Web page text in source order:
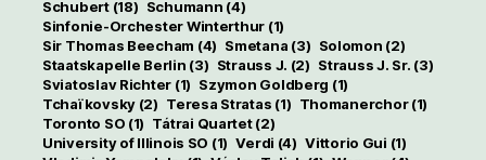
Schubert(18) Schumann (4)
Sinfonie-Orchester Winterthur (1)
Sir Thomas Beecham (4) Smetana (3) Solomon (2)
Staatskapelle Berlin (3) Strauss J. (2) Strauss J. Sr. (3)
Sviatoslav Richter (1) Szymon Goldberg (1)
Tchaïkovsky(2) Teresa Stratas (1) Thomanerchor(1)
Toronto SO (1) Tátrai Quartet(2)
University of Illinois SO (1) Verdi (4) Vittorio Gui (1)